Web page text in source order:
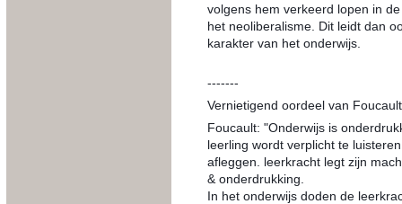
volgens hem verkeerd lopen in
het neoliberalisme. Dit leidt dan
karakter van het onderwijs.
-------
Vernietigend oordeel van
Foucault: "Onderwijs is
leerling wordt verplicht te
afleggen. leerkracht legt zijn
& onderdrukking.
In het onderwijs doden de